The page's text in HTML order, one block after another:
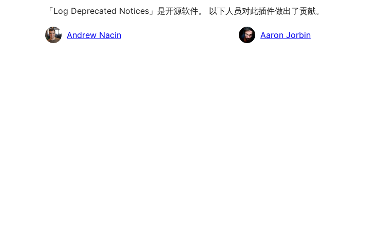
「Log Deprecated Notices」是开源软件。 以下人员对此插件做出了贡献。
贡
Andrew Nacin Aaron Jorbin